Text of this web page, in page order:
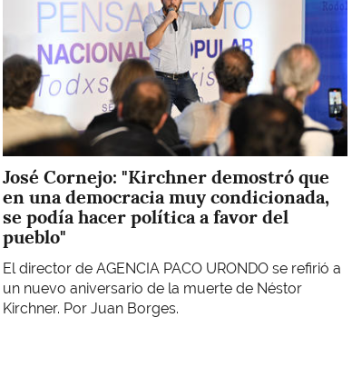
José Cornejo: "Kirchner demostró que
en una democracia muy condicionada,
se podía hacer política a favor del
pueblo"
El director de AGENCIA PACO URONDO se refirió a
un nuevo aniversario de la muerte de Néstor
Kirchner. Por Juan Borges.